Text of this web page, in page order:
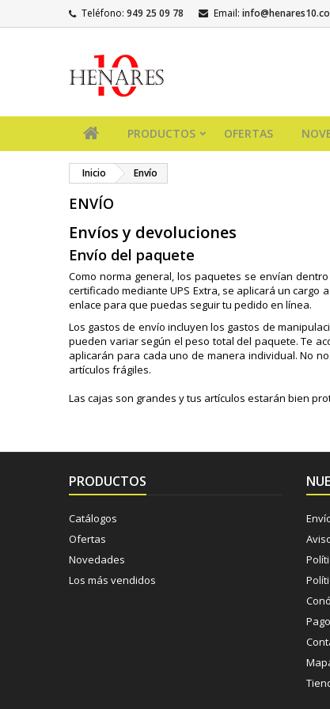
Teléfono: 949 25 09 78 Email:
PRODUCTOS OFERTAS
Inicio Envío
ENVÍO
Envíos y devoluciones
Envío del paquete
Como norma general, los paquetes se envían
certificado mediante UPS Extra, se aplicará un
enlace para que puedas seguir tu pedido en línea.
Los gastos de envío incluyen los gastos de
pueden variar según el peso total del paquete. Te
aplicarán para cada uno de manera individual. No
artículos frágiles.
Las cajas son grandes y tus artículos estarán bien
PRODUCTOS
Catálogos
Ofertas
Novedades
Los más vendidos